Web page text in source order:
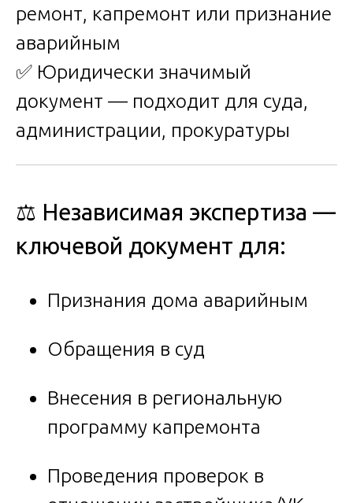
ремонт, капремонт или признание
аварийным
✅ Юридически значимый
документ — подходит для суда,
администрации, прокуратуры
⚖️ Независимая экспертиза —
ключевой документ для:
Признания дома аварийным
Обращения в суд
Внесения в региональную
программу капремонта
Проведения проверок в